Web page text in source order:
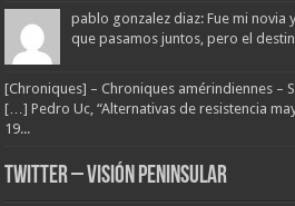
pablo gonzalez diaz: Fue mi novia
que pasamos juntos, pero el
[Chroniques] – Chroniques amérindiennes –
[…] Pedro Uc, “Alternativas de resistencia
19...
Twitter – Visión Peninsular